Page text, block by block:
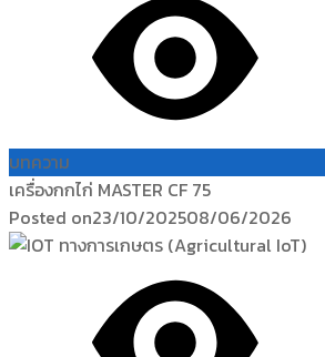
บทความ
เครื่องกกไก่ MASTER CF 75
Posted on23/10/202508/06/2026